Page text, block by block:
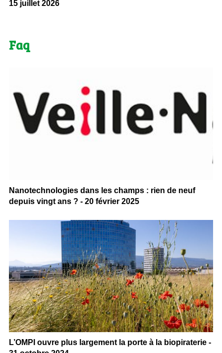
15 juillet 2026
Faq
Nanotechnologies dans les champs : rien de neuf
depuis vingt ans ? - 20 février 2025
L’OMPI ouvre plus largement la porte à la biopiraterie -